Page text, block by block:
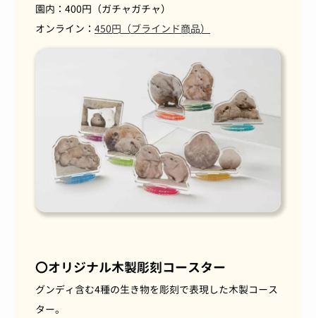
園内：400円（ガチャガチャ）
オンライン： 450円（ブラインド商品）
〇オリジナル木製彫刻コースター
グンディ含む4種の生き物を彫刻で表現した木製コース
ター。